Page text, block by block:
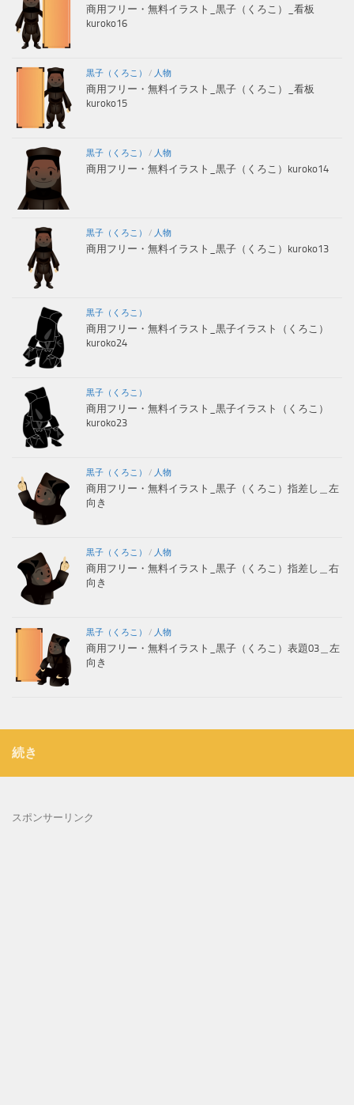
商用フリー・無料イラスト_黒子（くろこ）_看板
kuroko16
黒子（くろこ） / 人物
商用フリー・無料イラスト_黒子（くろこ）_看板
kuroko15
黒子（くろこ） / 人物
商用フリー・無料イラスト_黒子（くろこ）kuroko14
黒子（くろこ） / 人物
商用フリー・無料イラスト_黒子（くろこ）kuroko13
黒子（くろこ）
商用フリー・無料イラスト_黒子イラスト（くろこ）
kuroko24
黒子（くろこ）
商用フリー・無料イラスト_黒子イラスト（くろこ）
kuroko23
黒子（くろこ） / 人物
商用フリー・無料イラスト_黒子（くろこ）指差し＿左
向き
黒子（くろこ） / 人物
商用フリー・無料イラスト_黒子（くろこ）指差し＿右
向き
黒子（くろこ） / 人物
商用フリー・無料イラスト_黒子（くろこ）表題03＿左
向き
続き
スポンサーリンク